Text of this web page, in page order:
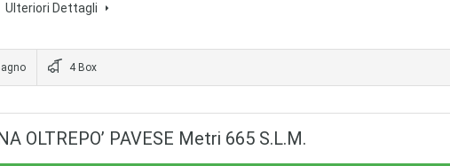
Ulteriori Dettagli
4 Box
OLTREPO’ PAVESE Metri 665 S.l.m.